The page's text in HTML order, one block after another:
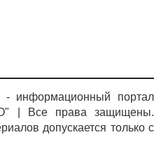
- информационный портал
| Все права защищены.
допускается только с